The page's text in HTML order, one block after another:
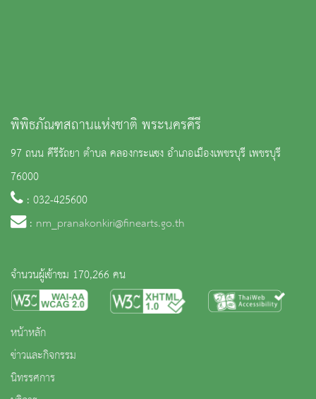
พิพิธภัณฑสถานแห่งชาติ พระนครคีรี
97 ถนน คีรีรัถยา ตำบล คลองกระแซง อำเภอเมืองเพชรบุรี เพชรบุรี
76000
: 032-425600
: nm_pranakonkiri@finearts.go.th
จำนวนผู้เข้าชม 170,266 คน
หน้าหลัก
ข่าวและกิจกรรม
นิทรรศการ